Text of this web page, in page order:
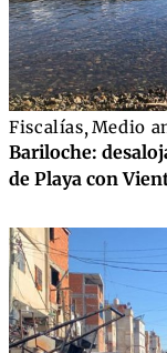
Fiscalías,Medio
Bariloche:
de Playa con